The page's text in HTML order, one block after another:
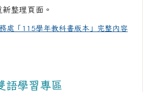
整理頁面。
處「115學年教科書版本」完整內容
語學習專區